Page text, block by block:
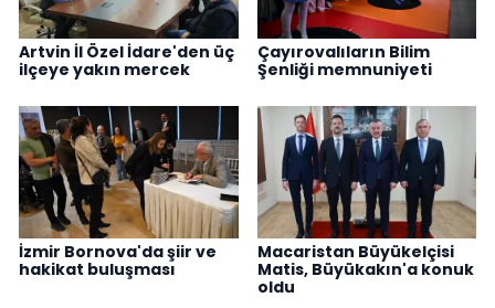
Artvin İl Özel İdare'den üç
ilçeye yakın mercek
Çayırovalıların Bilim
Şenliği memnuniyeti
İzmir Bornova'da şiir ve
hakikat buluşması
Macaristan Büyükelçisi
Matis, Büyükakın'a konuk
oldu